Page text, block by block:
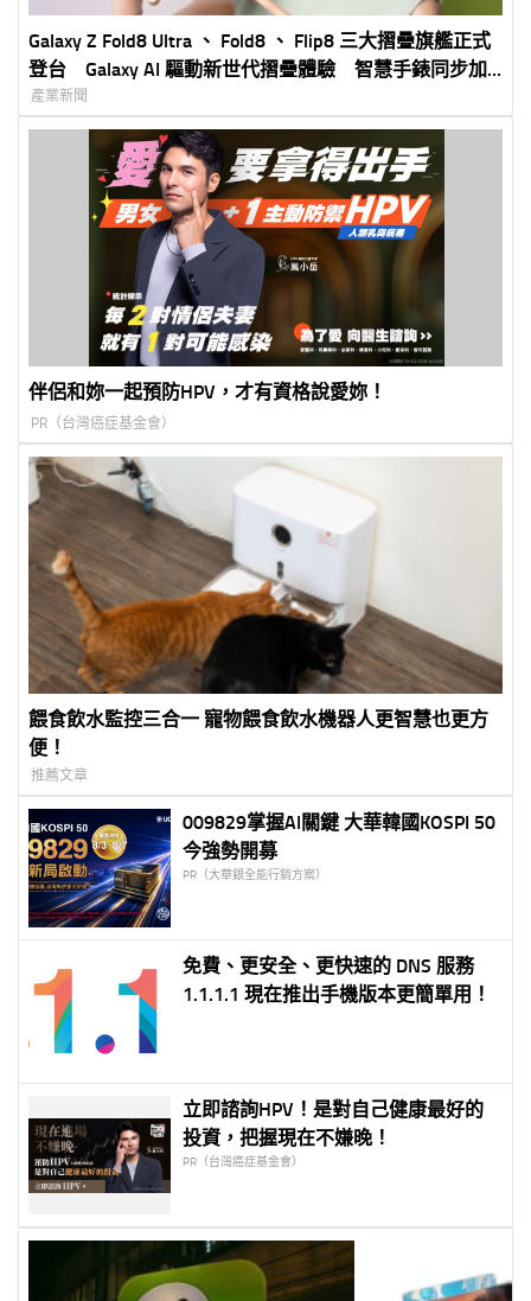
Galaxy Z Fold8 Ultra 、 Fold8 、 Flip8 三大摺疊旗艦正式
登台 Galaxy AI 驅動新世代摺疊體驗 智慧手錶同步加
入打造完整 Galaxy 生態圈
產業新聞
伴侶和妳一起預防HPV，才有資格說愛妳！
PR（台灣癌症基金會）
餵食飲水監控三合一 寵物餵食飲水機器人更智慧也更方
便！
推薦文章
009829掌握AI關鍵 大華韓國KOSPI 50
今強勢開募
PR（大華銀全能行銷方案）
免費、更安全、更快速的 DNS 服務
1.1.1.1 現在推出手機版本更簡單用！
立即諮詢HPV！是對自己健康最好的
投資，把握現在不嫌晚！
PR（台灣癌症基金會）